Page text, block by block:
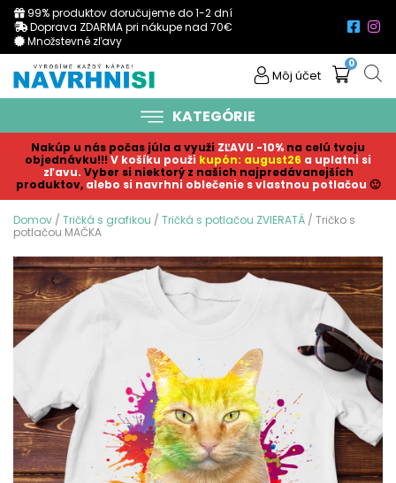
99% produktov doručujeme do 1-2 dní
Doprava ZDARMA pri nákupe nad 70€
Množstevné zľavy
Môj účet
0
KATEGÓRIE
Nakúp u nás počas júla a využi ZĽAVU -10% na celú tvoju
objednávku!!! V košíku použi kupón: august26 a uplatni si
zľavu. Vyber si niektorý z našich najpredávanejších
produktov, alebo si navrhni oblečenie s vlastnou potlačou 🙂
Domov / Tričká s grafikou / Tričká s potlačou ZVIERATÁ / Tričko s
potlačou MAČKA